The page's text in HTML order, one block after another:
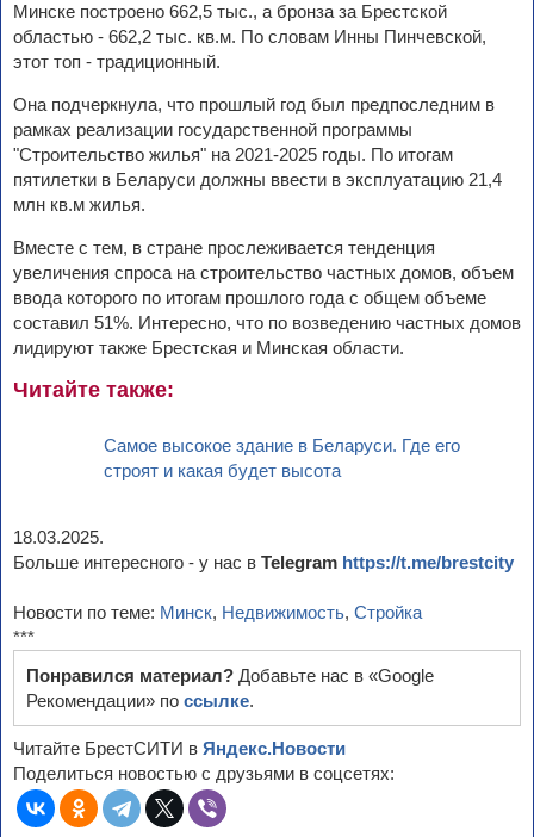
Минске построено 662,5 тыс., а бронза за Брестской
областью - 662,2 тыс. кв.м. По словам Инны Пинчевской,
этот топ - традиционный.
Она подчеркнула, что прошлый год был предпоследним в
рамках реализации государственной программы
"Строительство жилья" на 2021-2025 годы. По итогам
пятилетки в Беларуси должны ввести в эксплуатацию 21,4
млн кв.м жилья.
Вместе с тем, в стране прослеживается тенденция
увеличения спроса на строительство частных домов, объем
ввода которого по итогам прошлого года с общем объеме
составил 51%. Интересно, что по возведению частных домов
лидируют также Брестская и Минская области.
Читайте также:
Самое высокое здание в Беларуси. Где его
строят и какая будет высота
18.03.2025.
Больше интересного - у нас в Telegram https://t.me/brestcity
Новости по теме: Минск, Недвижимость, Стройка
***
Понравился материал? Добавьте нас в «Google
Рекомендации» по ссылке.
Читайте БрестСИТИ в Яндекс.Новости
Поделиться новостью с друзьями в соцсетях: